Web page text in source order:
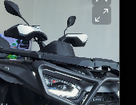
СОФИЙСКАЯ
ул. 6Б
piter.ru
943 09 38